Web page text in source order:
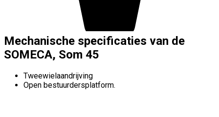
Mechanische specificaties van de
SOMECA, Som 45
Tweewielaandrijving
Open bestuurdersplatform.